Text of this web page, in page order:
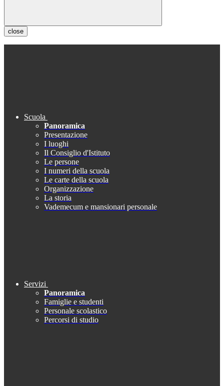
close
Scuola
Panoramica
Presentazione
I luoghi
Il Consiglio d'Istituto
Le persone
I numeri della scuola
Le carte della scuola
Organizzazione
La storia
Vademecum e mansionari personale
Servizi
Panoramica
Famiglie e studenti
Personale scolastico
Percorsi di studio